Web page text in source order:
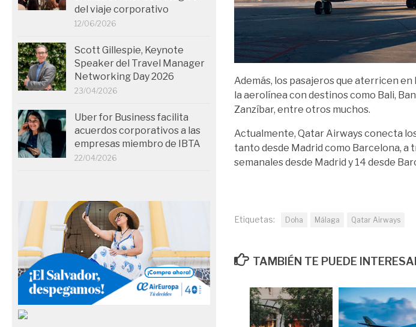
Además, los pasajeros que aterricen
la aerolínea con destinos como Bali,
Zanzíbar, entre otros muchos.
Actualmente, Qatar Airways conecta
tanto desde Madrid como Barcelona, a
semanales desde Madrid y 14 desde
Etiquetas: Doha Málaga Qatar Airways
TAMBIÉN TE PUEDE
del viaje corporativo
12/06/2026
Scott Gillespie, Keynote
Speaker del Travel Manager
Networking Day 2026
23/04/2026
Uber for Business facilita
acuerdos corporativos a las
empresas miembro de IBTA
22/04/2026